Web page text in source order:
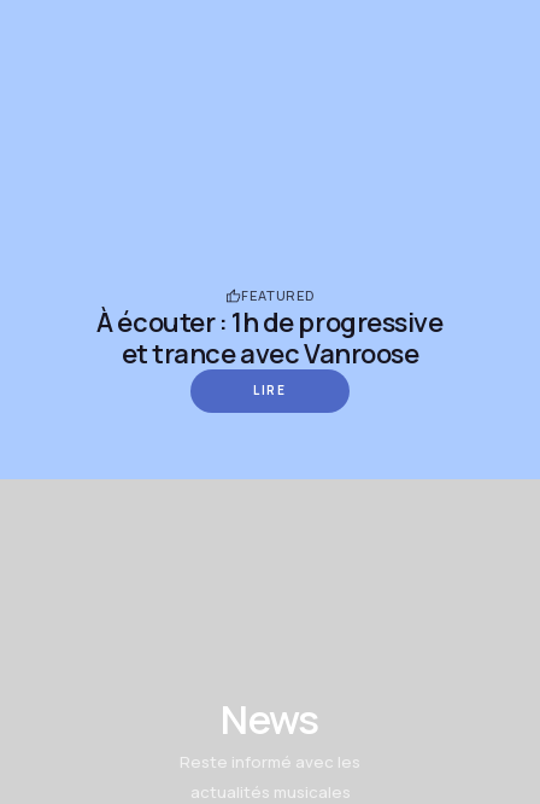
FEATURED
À écouter : 1h de progressive
et trance avec Vanroose
LIRE
News
Reste informé avec les
actualités musicales